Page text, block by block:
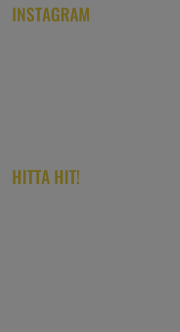
INSTAGRAM
HITTA HIT!